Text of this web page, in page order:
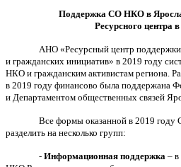
Поддержка СО НКО в
Ресурсного центра
АНО «Ресурсный центр поддержки
и гражданских инициатив» в 2019 году
НКО и гражданским активистам региона.
в 2019 году финансово была поддержана
и Департаментом общественных связей
Все формы оказанной в 2019
разделить на несколько групп:
-Информационная поддержка –